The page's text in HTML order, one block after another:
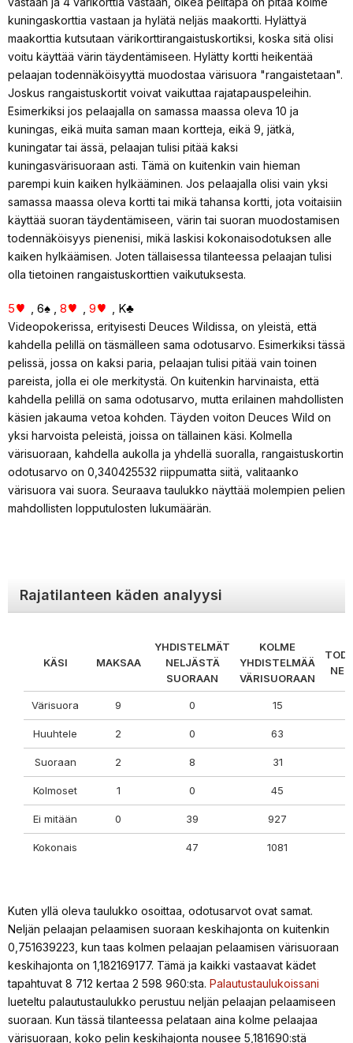
kuningaskorttia vastaan ja hylätä neljäs maakortti. Hylättyä
maakorttia kutsutaan värikorttirangaistuskortiksi, koska sitä olisi
voitu käyttää värin täydentämiseen. Hylätty kortti heikentää
pelaajan todennäköisyyttä muodostaa värisuora "rangaistetaan".
Joskus rangaistuskortit voivat vaikuttaa rajatapauspeleihin.
Esimerkiksi jos pelaajalla on samassa maassa oleva 10 ja
kuningas, eikä muita saman maan kortteja, eikä 9, jätkä,
kuningatar tai ässä, pelaajan tulisi pitää kaksi
kuningasvärisuoraan asti. Tämä on kuitenkin vain hieman
parempi kuin kaiken hylkääminen. Jos pelaajalla olisi vain yksi
samassa maassa oleva kortti tai mikä tahansa kortti, jota voitaisiin
käyttää suoran täydentämiseen, värin tai suoran muodostamisen
todennäköisyys pienenisi, mikä laskisi kokonaisodotuksen alle
kaiken hylkäämisen. Joten tällaisessa tilanteessa pelaajan tulisi
olla tietoinen rangaistuskorttien vaikutuksesta.
5 6♠ 8 9 K♣
Videopokerissa, erityisesti Deuces Wildissa, on yleistä, että
kahdella pelillä on täsmälleen sama odotusarvo. Esimerkiksi tässä
pelissä, jossa on kaksi paria, pelaajan tulisi pitää vain toinen
pareista, jolla ei ole merkitystä. On kuitenkin harvinaista, että
kahdella pelillä on sama odotusarvo, mutta erilainen mahdollisten
käsien jakauma vetoa kohden. Täyden voiton Deuces Wild on
yksi harvoista peleistä, joissa on tällainen käsi. Kolmella
värisuoraan, kahdella aukolla ja yhdellä suoralla, rangaistuskortin
odotusarvo on 0,340425532 riippumatta siitä, valitaanko
värisuora vai suora. Seuraava taulukko näyttää molempien pelien
mahdollisten lopputulosten lukumäärän.
Rajatilanteen käden analyysi
KÄSI MAKSAA
YHDISTELMÄT
NELJÄSTÄ
SUORAAN
KOLME
YHDISTELMÄÄ
VÄRISUORAAN
Värisuora 9 0 15
Huuhtele 2 0 63
Suoraan 2 8 31
Kolmoset 1 0 45
Ei mitään 0 39 927
Kokonais 47 1081
Kuten yllä oleva taulukko osoittaa, odotusarvot ovat samat.
Neljän pelaajan pelaamisen suoraan keskihajonta on kuitenkin
0,751639223, kun taas kolmen pelaajan pelaamisen värisuoraan
keskihajonta on 1,182169177. Tämä ja kaikki vastaavat kädet
tapahtuvat 8 712 kertaa 2 598 960:sta. Palautustaulukoissani
lueteltu palautustaulukko perustuu neljän pelaajan pelaamiseen
suoraan. Kun tässä tilanteessa pelataan aina kolme pelaajaa
värisuoraan, koko pelin keskihajonta nousee 5,181690:stä